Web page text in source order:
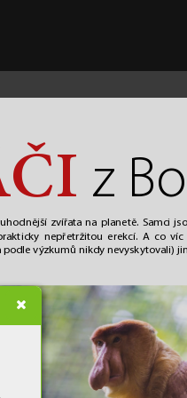
ČI z
zvířata na planetě. Samci
nepřetržitou erekcí. A co
podle výzkumů nikdy nevyskytovali)